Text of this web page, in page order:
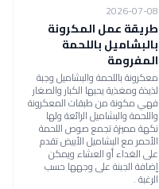
2026-07-08
طريقة عمل المكرونة
بالبشاميل باللحمة
المفرومة
معكرونة باللحمة والبشاميل وجبة
لذيذة ومغذية يحبها الكبار والصغار
فهي مكونة من طبقات المعكرونة
واللحمة والبشاميل الرائعة ولها
نكهة مميزة تجمع صوص اللحمة
الأحمر مع البشاميل الأبيض تقدم
على الغداء أو العشاء ويمكن
إضافة الجبنة على وجهها حسب
الرغبة .